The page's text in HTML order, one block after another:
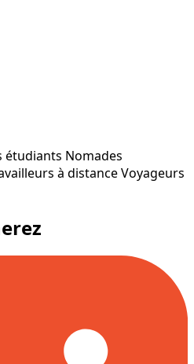
étudiants Nomades
à distanceVoyageurs